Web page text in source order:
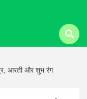
आरती और शुभ रंग